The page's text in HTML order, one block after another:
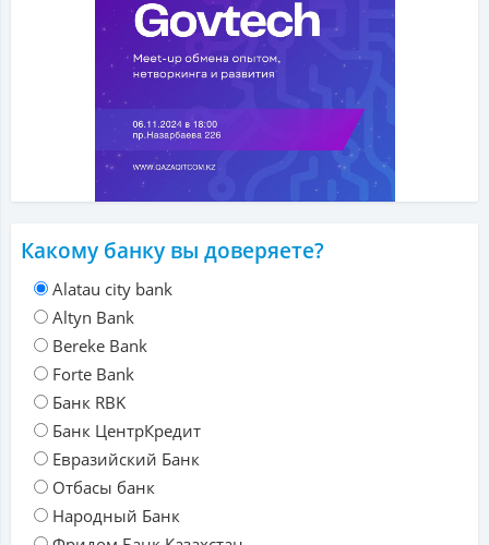
Какому банку вы доверяете?
Alatau city bank
Altyn Bank
Bereke Bank
Forte Bank
Банк RBK
Банк ЦентрКредит
Евразийский Банк
Отбасы банк
Народный Банк